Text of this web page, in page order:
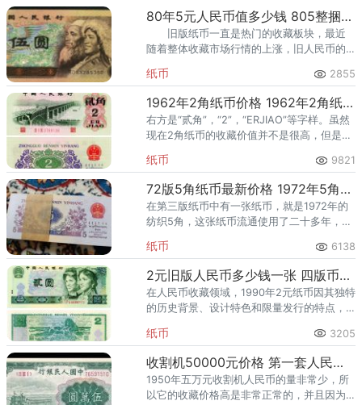
回收渠道里，能精准识别版别溢
80年5元人民币值多少钱 805整捆值多少钱
旧版纸币一直是热门的收藏板块，最近
随着整体收藏市场行情的上涨，旧人民币的
影响80年5元人民币值多少钱的重要因素之
纸币 2855
1962年2角纸币价格 1962年2角纸币凸版冠号
右方是“贰角”，“2”，“ERJIAO”等字样。虽然
现在2角纸币的收藏价值并不是很高，但是随
币也是稳中有升，没有大幅度的涨跌。
纸币 9821
72版5角纸币最新价格 1972年5角纸币回收价格表
在第三版纸币中有一张纸币，就是1972年的
纺织5角，这张纸币流通使用了二十多年，你
于1974年，它一直使用到2000年才退出流
通。因为币
纸币 6138
2元旧版人民币多少钱一张 四版币2元回收价格
在人民币收藏领域，1990年2元纸币因其独特
的历史背景、设计特色和限量发行的特点，
这张纸币的回收价格也逐渐成为市场热议的
话题。目前90年2元的
纸币 3205
收割机50000元价格 第一套人民币50000元收割机纸币值多少钱
1950年五万元收割机人民币的量非常少，所
以它的收藏价格高是非常正常的，并且因为